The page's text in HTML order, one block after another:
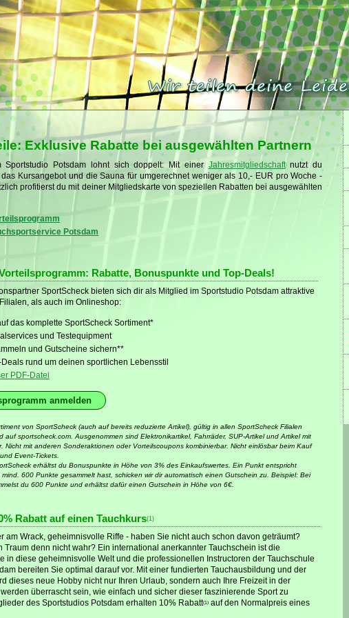
Exklusive Rabatte bei ausgewählten Partnern
Sportstudio Potsdam lohnt sich doppelt: Mit einerJahresmitgliedschaftnutzt du
Kursangebot und die Sauna für umgerechnet weniger als 10,- EUR pro Woche -
profitierst du mit deiner Mitgliedskarte von speziellen Rabatten bei ausgewählten
Potsdam
Rabatte, Bonuspunkte und Top-Deals!
SportScheck bieten sich dir als Mitglied im Sportstudio Potsdam attraktive
als auch im Onlineshop:
das komplette SportScheck Sortiment*
und Testequipment
und Gutscheine sichern**
rund um deinen sportlichen Lebensstil
PDF-Datei
anmelden
von SportScheck (auch auf bereits reduzierte Artikel), gültig in allen SportScheck Filialen
auf sportscheck.com. Ausgenommen sind Elektronikartikel, Fahrräder, SUP-Artikel und Artikel mit
Nicht mit anderen Sonderaktionen oder Vorteilscoupons kombinierbar. Nicht einlösbar beim Kauf
Event-Tickets.
erhältst du Bonuspunkte in Höhe von 3% des Einkaufswertes. Ein Punkt entspricht
600 Punkte gesammelt hast, schicken wir dir automatisch einen Gutschein zu. Beispiel: Bei
du 600 Punkte und erhältst dafür einen Gutschein in Höhe von 6€.
Rabatt auf einen Tauchkurs(1)
am Wrack, geheimnisvolle Riffe - haben Sie nicht auch schon davon geträumt?
Traum denn nicht wahr? Ein international anerkannter Tauchschein ist die
in diese geheimnisvolle Welt und die professionellen Instructoren der Tauchschule
bereiten Sie optimal darauf vor. Mit einer fundierten Tauchausbildung und der
dieses neue Hobby nicht nur Ihren Urlaub, sondern auch Ihre Freizeit in der
überrascht sein, wie einfach und sicher dieser faszinierende Sport zu
des Sportstudios Potsdam erhalten 10% Rabatt(1) auf den Normalpreis eines